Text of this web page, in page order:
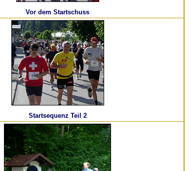
Vor dem Startschuss
Startsequenz Teil 2